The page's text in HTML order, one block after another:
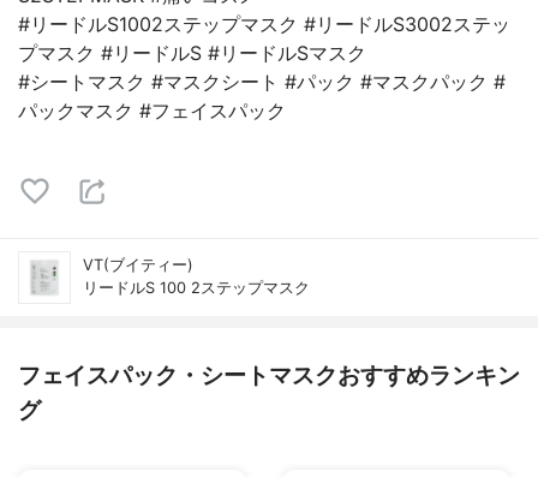
#リードルS1002ステップマスク #リードルS3002ステッ
プマスク #リードルS #リードルSマスク
#シートマスク #マスクシート #パック #マスクパック #
パックマスク #フェイスパック
VT(ブイティー)
リードルS 100 2ステップマスク
フェイスパック・シートマスクおすすめランキン
グ